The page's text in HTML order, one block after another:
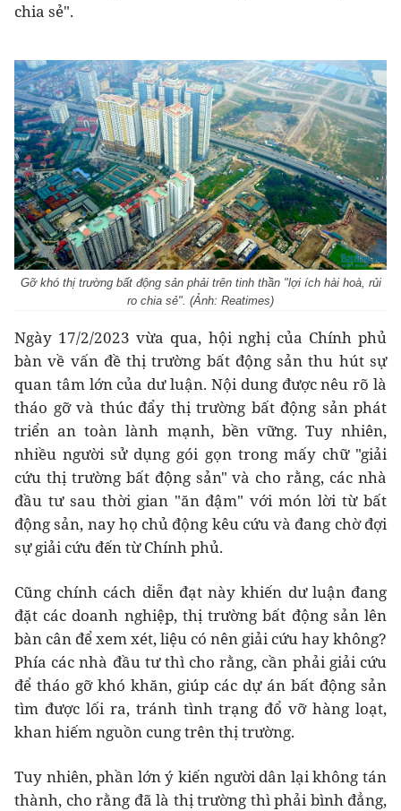
chia sẻ".
Gỡ khó thị trường bất động sản phải trên tinh thần "lợi ích hài hoà, rủi
ro chia sẻ". (Ảnh: Reatimes)
Ngày 17/2/2023 vừa qua, hội nghị của Chính phủ
bàn về vấn đề thị trường bất động sản thu hút sự
quan tâm lớn của dư luận. Nội dung được nêu rõ là
tháo gỡ và thúc đẩy thị trường bất động sản phát
triển an toàn lành mạnh, bền vững. Tuy nhiên,
nhiều người sử dụng gói gọn trong mấy chữ "giải
cứu thị trường bất động sản" và cho rằng, các nhà
đầu tư sau thời gian "ăn đậm" với món lời từ bất
động sản, nay họ chủ động kêu cứu và đang chờ đợi
sự giải cứu đến từ Chính phủ.
Cũng chính cách diễn đạt này khiến dư luận đang
đặt các doanh nghiệp, thị trường bất động sản lên
bàn cân để xem xét, liệu có nên giải cứu hay không?
Phía các nhà đầu tư thì cho rằng, cần phải giải cứu
để tháo gỡ khó khăn, giúp các dự án bất động sản
tìm được lối ra, tránh tình trạng đổ vỡ hàng loạt,
khan hiếm nguồn cung trên thị trường.
Tuy nhiên, phần lớn ý kiến người dân lại không tán
thành, cho rằng đã là thị trường thì phải bình đẳng,